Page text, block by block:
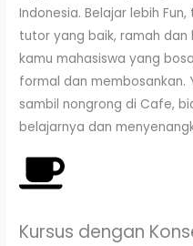
Indonesia. Belajar lebih
tutor yang baik, ramah
kamu mahasiswa yang
formal dan membosankan.
sambil nongrong di Cafe,
belajarnya dan
Kursus dengan